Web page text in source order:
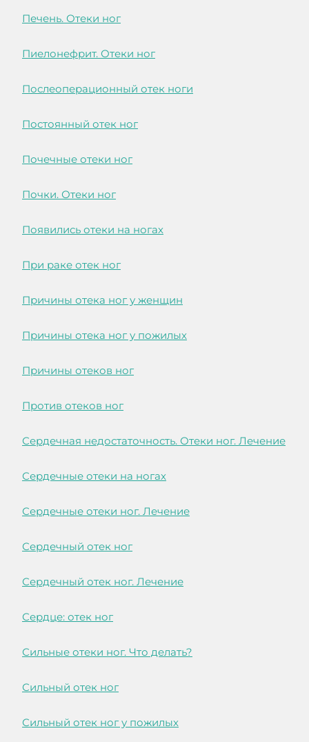
Печень. Отеки ног
Пиелонефрит. Отеки ног
Послеоперационный отек ноги
Постоянный отек ног
Почечные отеки ног
Почки. Отеки ног
Появились отеки на ногах
При раке отек ног
Причины отека ног у женщин
Причины отека ног у пожилых
Причины отеков ног
Против отеков ног
Сердечная недостаточность. Отеки ног. Лечение
Сердечные отеки на ногах
Сердечные отеки ног. Лечение
Сердечный отек ног
Сердечный отек ног. Лечение
Сердце: отек ног
Сильные отеки ног. Что делать?
Сильный отек ног
Сильный отек ног у пожилых